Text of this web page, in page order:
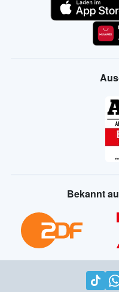
Bekannt